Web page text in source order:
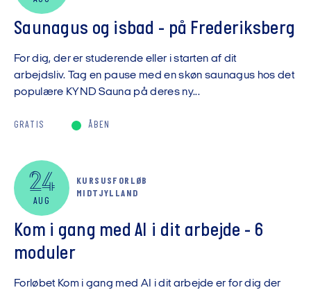
Saunagus og isbad - på Frederiksberg
For dig, der er studerende eller i starten af dit
arbejdsliv. Tag en pause med en skøn saunagus hos det
populære KYND Sauna på deres ny...
GRATIS ÅBEN
24
AUG
KURSUSFORLØB
MIDTJYLLAND
Kom i gang med AI i dit arbejde - 6
moduler
Forløbet Kom i gang med AI i dit arbejde er for dig der